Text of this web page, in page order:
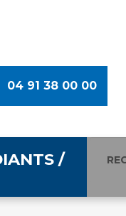
04 91 38 00 00
/